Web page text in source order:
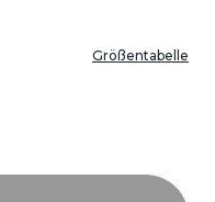
Größentabelle